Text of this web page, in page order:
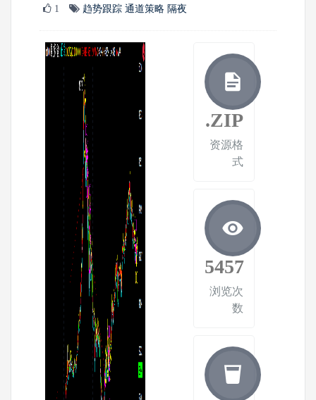
1
趋势跟踪 通道策略 隔夜
.ZIP
资源格
式
5457
浏览次
数